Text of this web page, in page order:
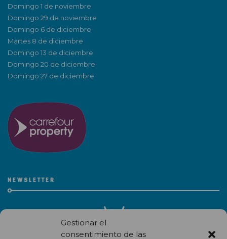
Gestionar el
consentimiento de las
Domingo 1 de noviembre
Domingo 29 de noviembre
Domingo 6 de diciembre
Martes 8 de diciembre
Domingo 13 de diciembre
Domingo 20 de diciembre
Domingo 27 de diciembre
NEWSLETTER